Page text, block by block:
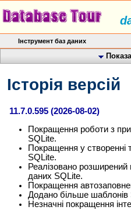
Інструмент баз даних
Історія версій
11.7.0.595 (2026-08-02)
Покращення роботи з
SQLite.
Покращення у створенні
SQLite.
Реалізовано
даних SQLite.
Покращення
Додано більше шаблонів
Незначні покращення